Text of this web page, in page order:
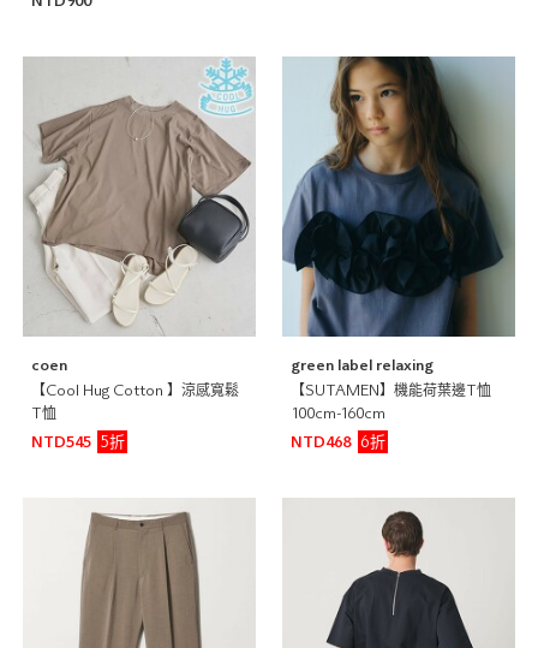
NTD900
coen
【Cool Hug Cotton 】涼感寬鬆
T恤
NTD545
5折
green label relaxing
【SUTAMEN】機能荷葉邊T恤
100cm-160cm
NTD468
6折